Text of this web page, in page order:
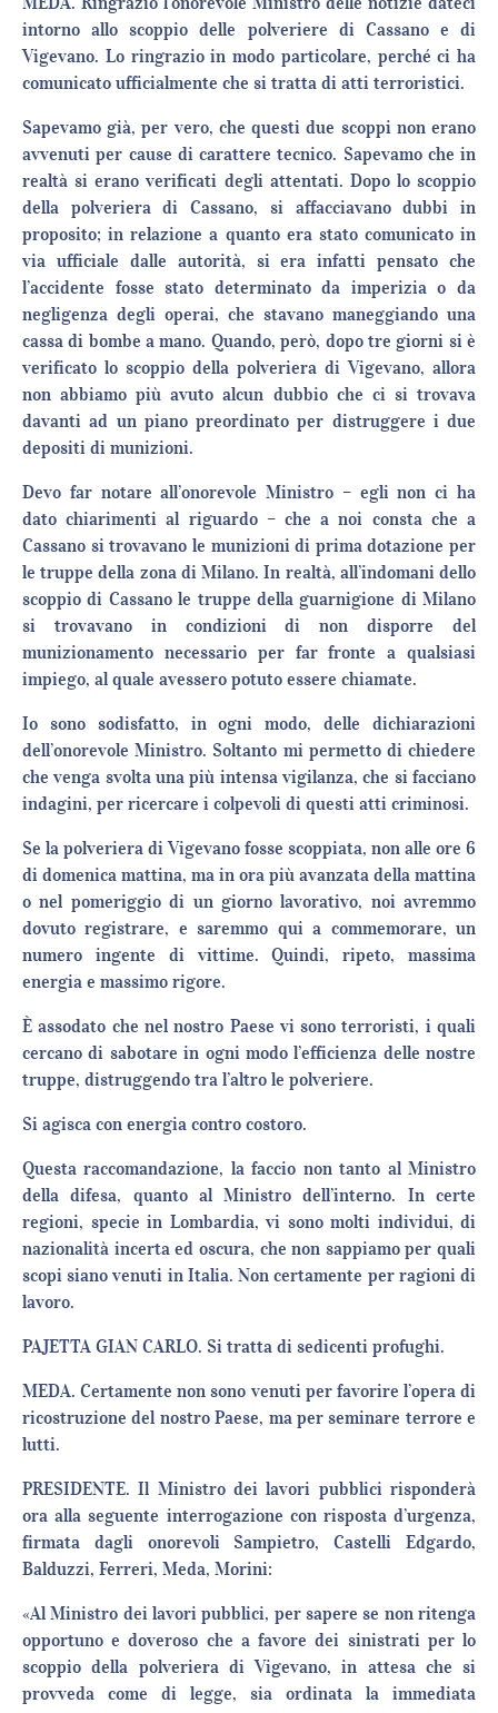
intorno allo scoppio delle polveriere di Cassano e di
Vigevano. Lo ringrazio in modo particolare, perché ci ha
comunicato ufficialmente che si tratta di atti terroristici.
Sapevamo già, per vero, che questi due scoppi non erano
avvenuti per cause di carattere tecnico. Sapevamo che in
realtà si erano verificati degli attentati. Dopo lo scoppio
della polveriera di Cassano, si affacciavano dubbi in
proposito; in relazione a quanto era stato comunicato in
via ufficiale dalle autorità, si era infatti pensato che
l’accidente fosse stato determinato da imperizia o da
negligenza degli operai, che stavano maneggiando una
cassa di bombe a mano. Quando, però, dopo tre giorni si è
verificato lo scoppio della polveriera di Vigevano, allora
non abbiamo più avuto alcun dubbio che ci si trovava
davanti ad un piano preordinato per distruggere i due
depositi di munizioni.
Devo far notare all’onorevole Ministro – egli non ci ha
dato chiarimenti al riguardo – che a noi consta che a
Cassano si trovavano le munizioni di prima dotazione per
le truppe della zona di Milano. In realtà, all’indomani dello
scoppio di Cassano le truppe della guarnigione di Milano
si trovavano in condizioni di non disporre del
munizionamento necessario per far fronte a qualsiasi
impiego, al quale avessero potuto essere chiamate.
Io sono sodisfatto, in ogni modo, delle dichiarazioni
dell’onorevole Ministro. Soltanto mi permetto di chiedere
che venga svolta una più intensa vigilanza, che si facciano
indagini, per ricercare i colpevoli di questi atti criminosi.
Se la polveriera di Vigevano fosse scoppiata, non alle ore 6
di domenica mattina, ma in ora più avanzata della mattina
o nel pomeriggio di un giorno lavorativo, noi avremmo
dovuto registrare, e saremmo qui a commemorare, un
numero ingente di vittime. Quindi, ripeto, massima
energia e massimo rigore.
È assodato che nel nostro Paese vi sono terroristi, i quali
cercano di sabotare in ogni modo l’efficienza delle nostre
truppe, distruggendo tra l’altro le polveriere.
Si agisca con energia contro costoro.
Questa raccomandazione, la faccio non tanto al Ministro
della difesa, quanto al Ministro dell’interno. In certe
regioni, specie in Lombardia, vi sono molti individui, di
nazionalità incerta ed oscura, che non sappiamo per quali
scopi siano venuti in Italia. Non certamente per ragioni di
lavoro.
PAJETTA GIAN CARLO. Si tratta di sedicenti profughi.
MEDA. Certamente non sono venuti per favorire l’opera di
ricostruzione del nostro Paese, ma per seminare terrore e
lutti.
PRESIDENTE. Il Ministro dei lavori pubblici risponderà
ora alla seguente interrogazione con risposta d’urgenza,
firmata dagli onorevoli Sampietro, Castelli Edgardo,
Balduzzi, Ferreri, Meda, Morini:
«Al Ministro dei lavori pubblici, per sapere se non ritenga
opportuno e doveroso che a favore dei sinistrati per lo
scoppio della polveriera di Vigevano, in attesa che si
provveda come di legge, sia ordinata la immediata